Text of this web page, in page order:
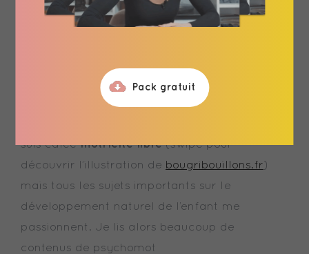
C’est l’une des thématiques qu’une maman
m’a demandé de traiter en réponse à ma story
donner quelques pistes.
suis caléemotricité libre(swipe pour
découvrir l’illustration de bougribouillons.fr )
mais tous les sujets importants sur le
développement naturel de l’enfant me
passionnent. Je lis alors beaucoup de
contenus de psychomot
Pack gratuit